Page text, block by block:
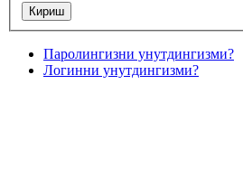
Паролингизни унутдингизми?
Логинни унутдингизми?